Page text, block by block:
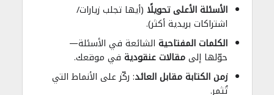
الأسئلة الأعلى تحويلًا (أيها تجلب زيارات/
اشتراكات بريدية أكثر).
الكلمات المفتاحية الشائعة في الأسئلة—
حوّلها إلىمقالات عنقودية في موقعك.
زمن الكتابة مقابل العائد: ركّز على الأنماط التي
تُثمر.